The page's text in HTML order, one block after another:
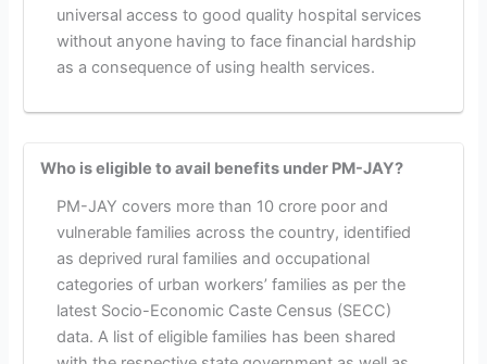
universal access to good quality hospital services
without anyone having to face financial hardship
as a consequence of using health services.
Who is eligible to avail benefits under PM-JAY?
PM-JAY covers more than 10 crore poor and
vulnerable families across the country, identified
as deprived rural families and occupational
categories of urban workers’ families as per the
latest Socio-Economic Caste Census (SECC)
data. A list of eligible families has been shared